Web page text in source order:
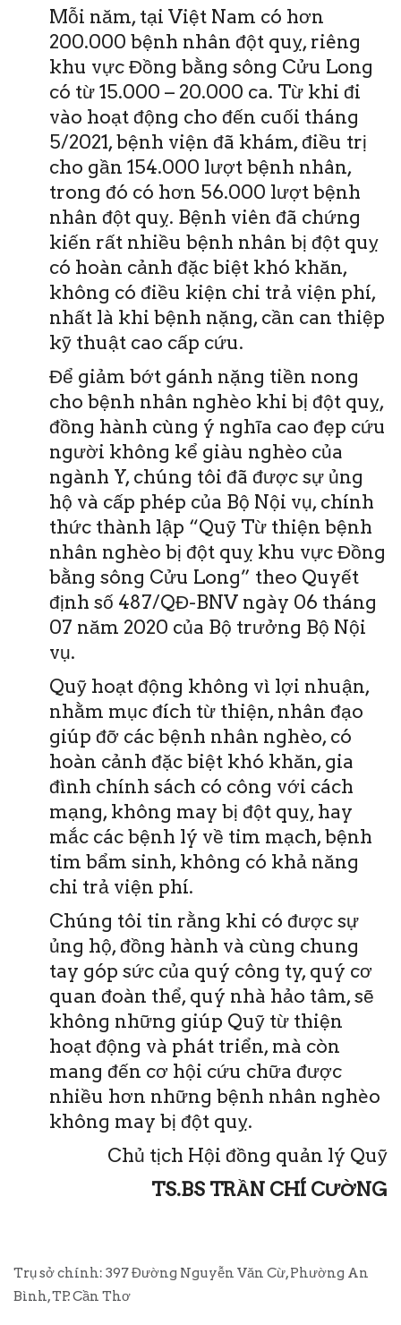
Mỗi năm, tại Việt Nam có hơn
200.000 bệnh nhân đột quỵ, riêng
khu vực Đồng bằng sông Cửu Long
có từ 15.000 – 20.000 ca. Từ khi đi
vào hoạt động cho đến cuối tháng
5/2021, bệnh viện đã khám, điều trị
cho gần 154.000 lượt bệnh nhân,
trong đó có hơn 56.000 lượt bệnh
nhân đột quỵ. Bệnh viên đã chứng
kiến rất nhiều bệnh nhân bị đột quỵ
có hoàn cảnh đặc biệt khó khăn,
không có điều kiện chi trả viện phí,
nhất là khi bệnh nặng, cần can thiệp
kỹ thuật cao cấp cứu.
Để giảm bớt gánh nặng tiền nong
cho bệnh nhân nghèo khi bị đột quỵ,
đồng hành cùng ý nghĩa cao đẹp cứu
người không kể giàu nghèo của
ngành Y, chúng tôi đã được sự ủng
hộ và cấp phép của Bộ Nội vụ, chính
thức thành lập “Quỹ Từ thiện bệnh
nhân nghèo bị đột quỵ khu vực Đồng
bằng sông Cửu Long” theo Quyết
định số 487/QĐ-BNV ngày 06 tháng
07 năm 2020 của Bộ trưởng Bộ Nội
vụ.
Quỹ hoạt động không vì lợi nhuận,
nhằm mục đích từ thiện, nhân đạo
giúp đỡ các bệnh nhân nghèo, có
hoàn cảnh đặc biệt khó khăn, gia
đình chính sách có công với cách
mạng, không may bị đột quỵ, hay
mắc các bệnh lý về tim mạch, bệnh
tim bẩm sinh, không có khả năng
chi trả viện phí.
Chúng tôi tin rằng khi có được sự
ủng hộ, đồng hành và cùng chung
tay góp sức của quý công ty, quý cơ
quan đoàn thể, quý nhà hảo tâm, sẽ
không những giúp Quỹ từ thiện
hoạt động và phát triển, mà còn
mang đến cơ hội cứu chữa được
nhiều hơn những bệnh nhân nghèo
không may bị đột quỵ.
Chủ tịch Hội đồng quản lý Quỹ
TS.BS TRẦN CHÍ CƯỜNG
Trụ sở chính: 397 Đường Nguyễn Văn Cừ, Phường An
Bình, TP. Cần Thơ